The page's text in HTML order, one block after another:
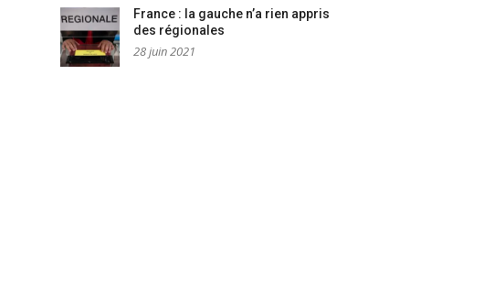
France : la gauche n’a rien appris
des régionales
28 juin 2021